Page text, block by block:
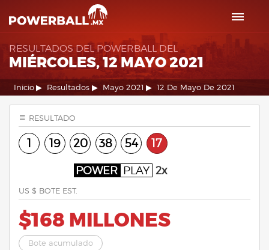
RESULTADOS DEL POWERBALL DEL
MIÉRCOLES, 12 MAYO 2021
Inicio Resultados Mayo 2021 12 De Mayo De 2021
RESULTADO
1 19 20 38 54 17
POWER PLAY 2x
US $ BOTE EST.
$168 MILLONES
Bote acumulado